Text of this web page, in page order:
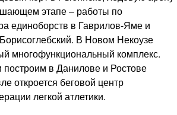
этапе – работы по
единоборств в Гаврилов-Яме и
В Новом Некоузе
многофункциональный комплекс.
в Данилове и Ростове
откроется беговой центр
легкой атлетики.